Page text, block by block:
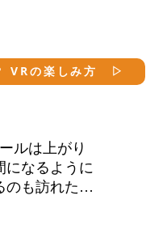
VRの楽しみ方 ▷
ルは上がり
になるように
のも訪れた人